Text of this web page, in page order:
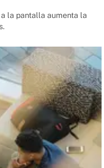
la pantalla aumenta la